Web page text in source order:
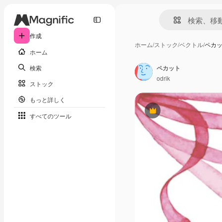
作成
ホーム
検索
ストック
もっと詳しく
すべてのツール
ホーム/ストック/ベクトル/ペカ
Premium
ペカット
odrik